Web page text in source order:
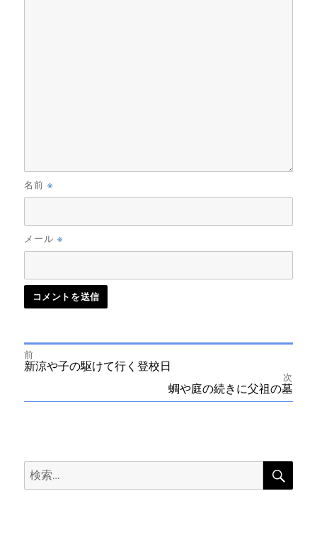
名前※
メール※
投
ゲ
前
前
の
新涼や子の駆けて行く登校日
次
蜩や庭の続きに父祖の墓
検
索:
検